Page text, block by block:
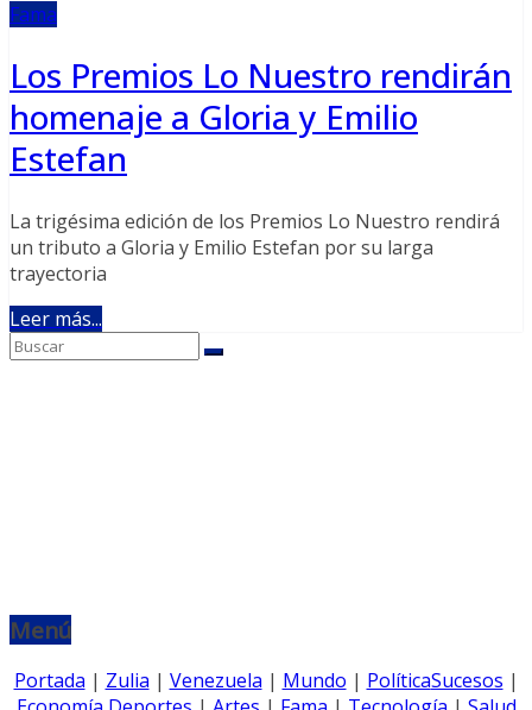
Fama
Los Premios Lo Nuestro rendirán
homenaje a Gloria y Emilio
Estefan
La trigésima edición de los Premios Lo Nuestro rendirá
un tributo a Gloria y Emilio Estefan por su larga
trayectoria
Leer más...
Menú
Portada | Zulia | Venezuela | Mundo | PolíticaSucesos |